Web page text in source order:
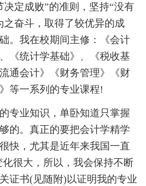
定成败”的准则，坚持“没有
之奋斗，取得了较优异的成
。我在校期间主修：《会计
《统计学基础》、《税收基
通会计》《财务管理》《财
等一系列的专业课程!
业知识，单卧知道只掌握
的。真正的要把会计学精学
快，尤其是近年来我国一直
很大，所以，我会保持不断
证书(见随附)以证明我的专业